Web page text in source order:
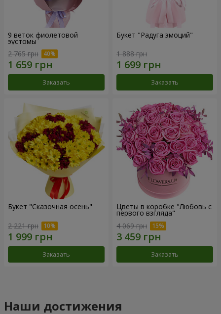
9 веток фиолетовой
эустомы
2 765 грн
Заказать
Букет "Радуга эмоций"
1 888 грн
Заказать
Букет "Сказочная осень"
2 221 грн
Заказать
Цветы в коробке "Любовь с
первого взгляда"
4 069 грн
Заказать
Наши достижения